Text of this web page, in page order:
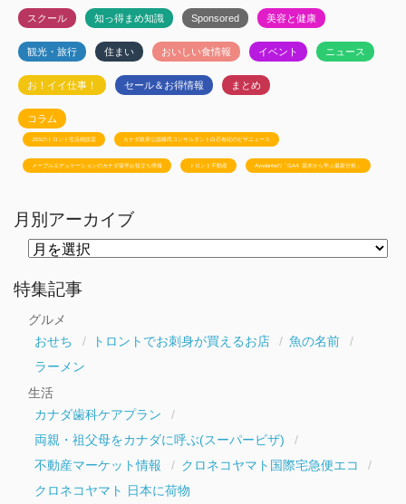
スクール 知っ得まめ知識 Sponsored 美容と健康
観光・旅行 住まい おいしい食情報 イベント ニュース
お！イイ仕事！ セール＆お得情報 まとめ
コラム
JSSのトロント生活相談室 カナダ政府公認移民コンサルタント白石有紀のビザニュース
メープルエデュケーションのカナダ留学お役立ち情報 トロント不動産 Ayudanteの「GA4: 基本から学ぶ最新分析」
月別アーカイブ
ー
カ
特集記事
グルメ
おせち
トロントでお刺身が買えるお店
魚の名前
ラーメン
生活
カナダ歯科ケアプラン
両親・祖父母をカナダに呼ぶ(スーパービザ)
不動産マーケット情報
クロネコヤマト国際宅急便エコ
クロネコヤマト 日本に荷物